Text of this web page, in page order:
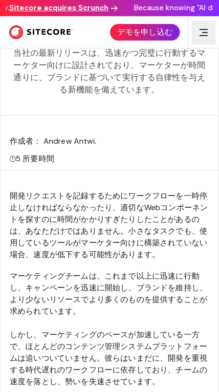
acquires Scrunch Because knowing "AI
デモを申し込む
セルフサービスのマーケターがXM Cloudに目を向けてい
る理由
当社の最新リリースは、迅速かつ完璧に行動するマ
ーケター向けに設計されており、マーケターが時間
通りに、ブランドに基づいて実行する自律性を与え
る新機能を備えています。
作成者： Andrew Antwi.
5 所要時間
開発リクエストを記録するためにワークフローを一時停
止しなければならなかったり、適切なWebコンポーネン
トを探すのに時間がかかりすぎたりしたことがあるの
は、あなただけではありません。小さなタスクでも、使
用しているツールがマーケター向けに構築されていない
場合、速度が低下する可能性があります。
マーケティングチームは、これまで以上に迅速に行動
し、キャンペーンを迅速に開始し、ブランドを維持し、
より少ないリソースでより多くのものを提供することが
求められています。
しかし、マーケティングのペースが加速している一方
で、ほとんどのコンテンツ管理システムプラットフォー
ムは追いついていません。彼らはいまだに、開発を重視
する時代遅れのワークフローに依存しており、チームの
速度を落とし、勢いを失速させています。